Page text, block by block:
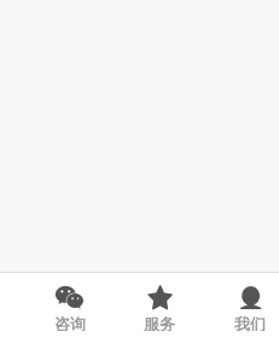
咨询 服务 我们